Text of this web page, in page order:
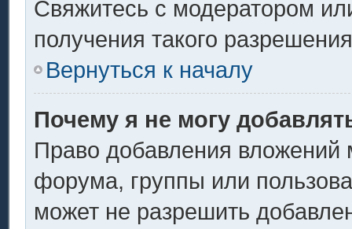
Свяжитесь с модератором
получения такого
Вернуться к началу
Почему я не могу
Право добавления вложений
форума, группы или
может не разрешить